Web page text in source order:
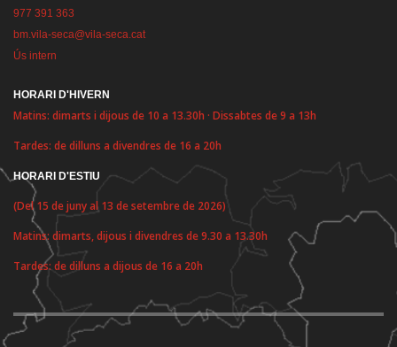
977 391 363
bm.vila-seca@vila-seca.cat
Ús intern
HORARI D'HIVERN
Matins: dimarts i dijous de 10 a 13.30h · Dissabtes de 9 a 13h
Tardes: de dilluns a divendres de 16 a 20h
HORARI D'ESTIU
(Del 15 de juny al 13 de setembre de 2026)
Matins: dimarts, dijous i divendres de 9.30 a 13.30h
Tardes: de dilluns a dijous de 16 a 20h